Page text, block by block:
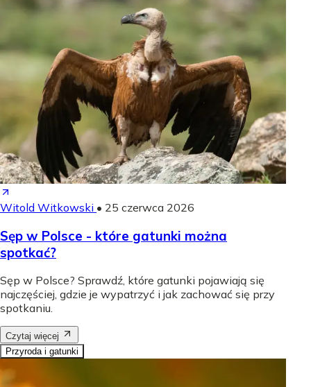
Witold Witkowski • 25 czerwca 2026
Sęp w Polsce - które gatunki można
spotkać?
Sęp w Polsce? Sprawdź, które gatunki pojawiają się
najczęściej, gdzie je wypatrzyć i jak zachować się przy
spotkaniu.
Czytaj więcej
Przyroda i gatunki